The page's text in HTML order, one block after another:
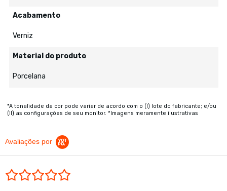
Acabamento
Verniz
Material do produto
Porcelana
*A tonalidade da cor pode variar de acordo com o (I) lote do fabricante; e/ou
(II) as configurações de seu monitor. *Imagens meramente ilustrativas
Avaliações por